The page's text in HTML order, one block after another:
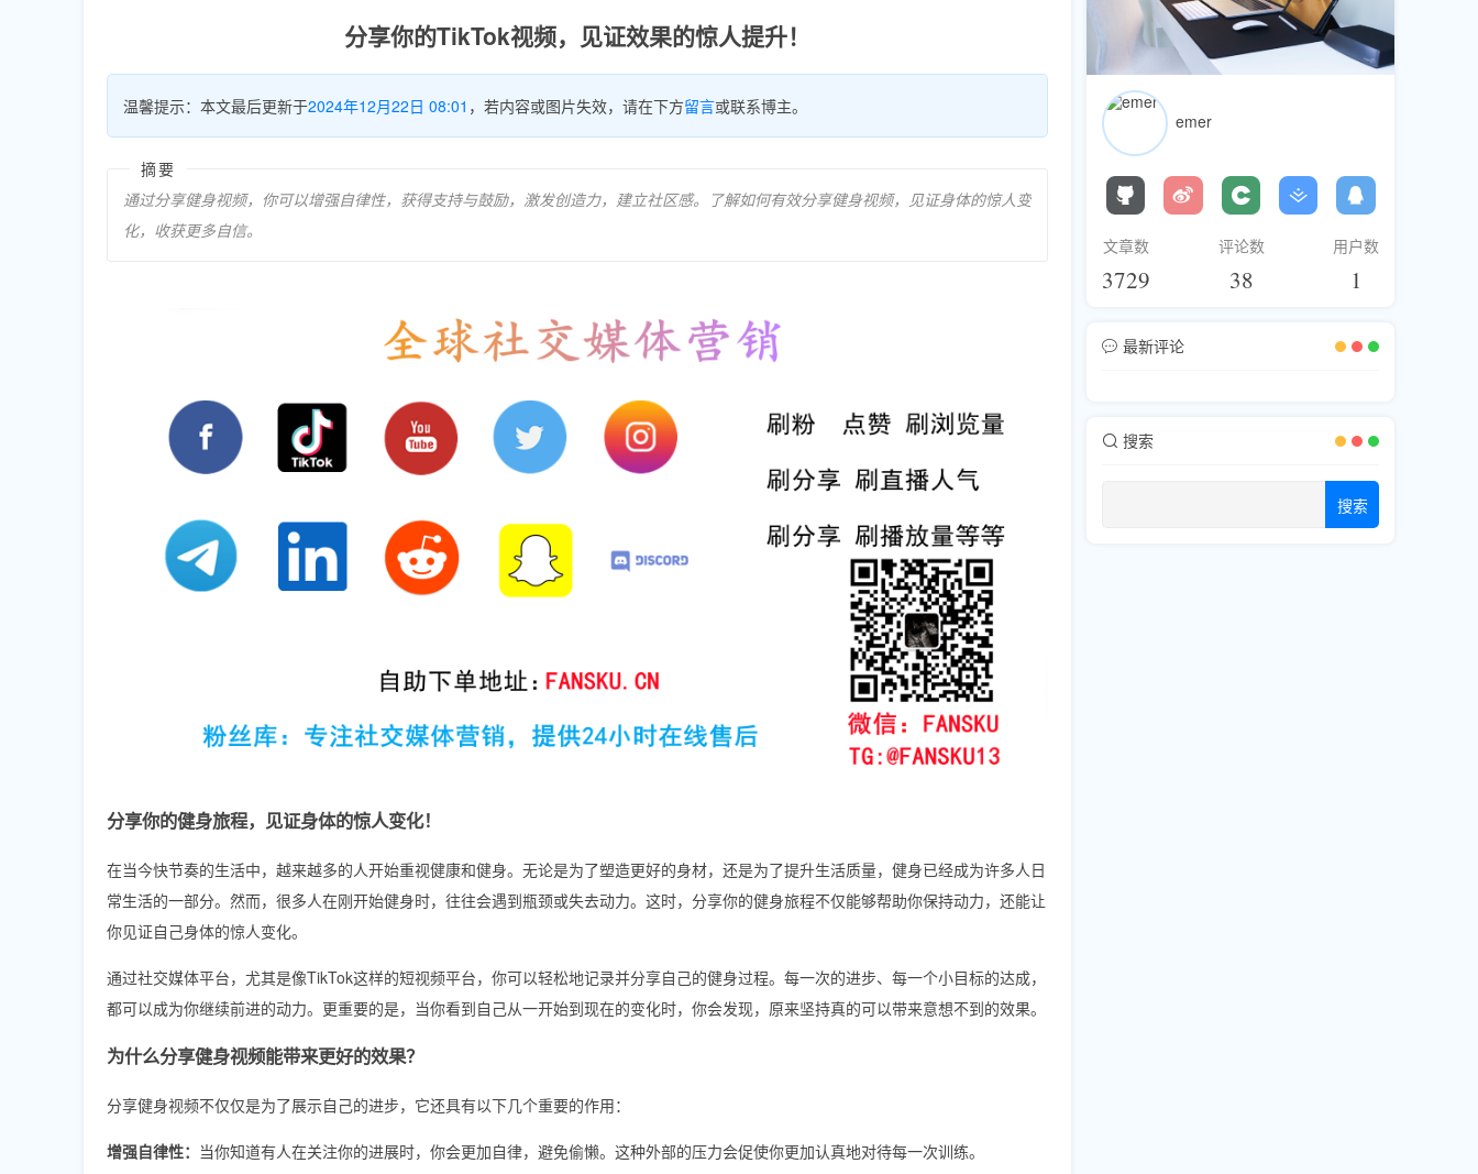
分享你的TikTok视频，见证效果的惊人提升！
温馨提示：本文最后更新于2024年12月22日 08:01 ，若内容或图片失效，请在下方留言或联系博主。
摘要
通过分享健身视频，你可以增强自律性，获得支持与鼓励，激发创造力，建立社区感。了解如何有效分享健身视频，见证身体的惊人变
化，收获更多自信。
分享你的健身旅程，见证身体的惊人变化！
在当今快节奏的生活中，越来越多的人开始重视健康和健身。无论是为了塑造更好的身材，还是为了提升生活质量，健身已经成为许多人日
常生活的一部分。然而，很多人在刚开始健身时，往往会遇到瓶颈或失去动力。这时，分享你的健身旅程不仅能够帮助你保持动力，还能让
你见证自己身体的惊人变化。
通过社交媒体平台，尤其是像TikTok这样的短视频平台，你可以轻松地记录并分享自己的健身过程。每一次的进步、每一个小目标的达成，
都可以成为你继续前进的动力。更重要的是，当你看到自己从一开始到现在的变化时，你会发现，原来坚持真的可以带来意想不到的效果。
为什么分享健身视频能带来更好的效果？
分享健身视频不仅仅是为了展示自己的进步，它还具有以下几个重要的作用：
增强自律性： 当你知道有人在关注你的进展时，你会更加自律，避免偷懒。这种外部的压力会促使你更加认真地对待每一次训练。
emer
文章数
3729
评论数
38
用户数
1
最新评论
搜索
搜索